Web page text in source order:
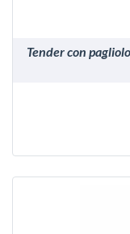
Tender con